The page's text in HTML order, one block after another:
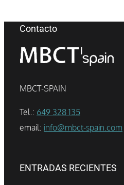
Contacto
MBCT-SPAIN
Tel.: 649 328 135
email: info@mbct-spain.com
ENTRADAS RECIENTES